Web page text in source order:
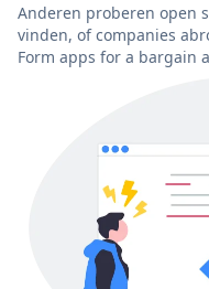
Anderen proberen open
vinden, of companies
Form apps for a bargain